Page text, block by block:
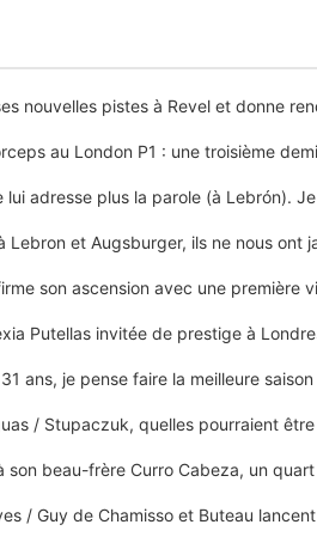
nouvelles pistes à Revel et donne
au London P1 : une troisième
lui adresse plus la parole (à Lebrón).
Lebron et Augsburger, ils ne nous ont
son ascension avec une première
Putellas invitée de prestige à
ans, je pense faire la meilleure
/ Stupaczuk, quelles pourraient
son beau-frère Curro Cabeza, un
/ Guy de Chamisso et Buteau